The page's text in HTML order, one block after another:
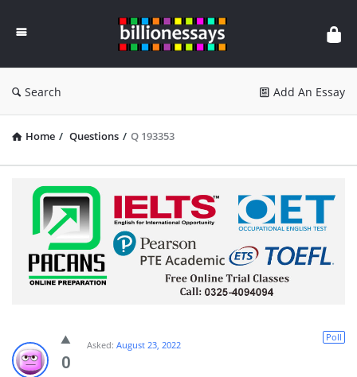
Essays
Search Add An Essay
Home / Questions / Q 193353
0
Poll
Asked: August 23, 2022